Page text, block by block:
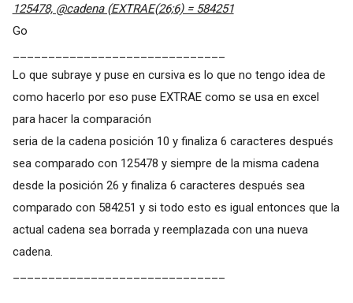
125478, @cadena (EXTRAE(26;6) = 584251
Go
Lo que subraye y puse en cursiva es lo que no tengo idea de
como hacerlo por eso puse EXTRAE como se usa en excel
para hacer la comparación
seria de la cadena posición 10 y finaliza 6 caracteres después
sea comparado con 125478 y siempre de la misma cadena
desde la posición 26 y finaliza 6 caracteres después sea
comparado con 584251 y si todo esto es igual entonces que la
actual cadena sea borrada y reemplazada con una nueva
cadena.